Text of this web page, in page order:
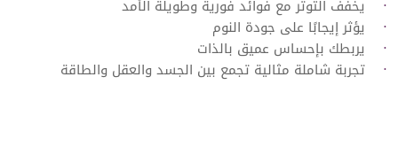
يخفف التوتر مع فوائد فورية وطويلة الأمد
يؤثر إيجابًا على جودة النوم
يربطك بإحساس عميق بالذات
تجربة شاملة مثالية تجمع بين الجسد والعقل والطاقة